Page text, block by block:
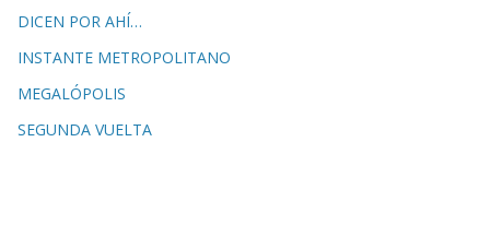
DICEN POR AHÍ…
INSTANTE METROPOLITANO
MEGALÓPOLIS
SEGUNDA VUELTA